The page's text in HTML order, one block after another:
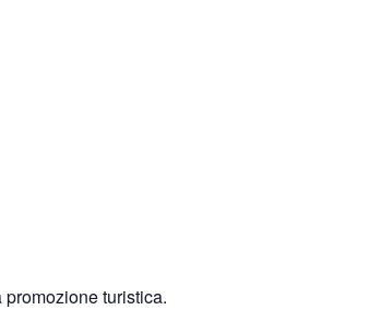
promozione turistica.